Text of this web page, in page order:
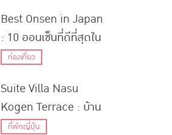
Best Onsen in Japan
: 10 ออนเซ็นที่ดีที่สุดใน
ญี่ปุ่น
ท่องเที่ยว
Suite Villa Nasu
Kogen Terrace : บ้าน
พักตากอากาศกลางป่า
ที่พักญี่ปุ่น